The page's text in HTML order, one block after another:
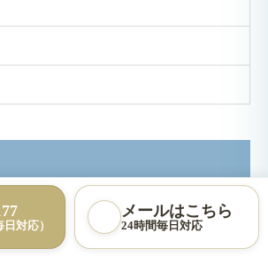
対応）
メールはこちら
24時間毎日対応